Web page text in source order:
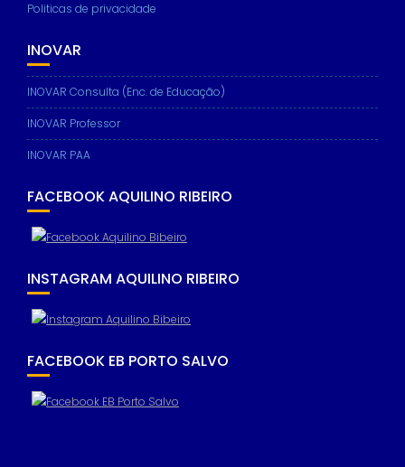
Politicas de privacidade
INOVAR
INOVAR Consulta (Enc. de Educação)
INOVAR Professor
INOVAR PAA
FACEBOOK AQUILINO RIBEIRO
INSTAGRAM AQUILINO RIBEIRO
FACEBOOK EB PORTO SALVO